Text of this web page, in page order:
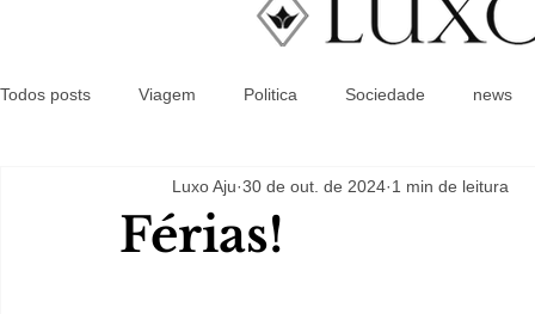
Todos posts Viagem Politica Sociedade news
Férias!
Luxo Aju 30 de out. de 2024 1 min de leitura